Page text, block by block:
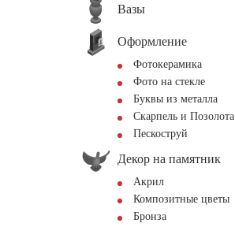
Вазы
Оформление
Фотокерамика
Фото на стекле
Буквы из металла
Скарпель и Позолота
Пескоструй
Декор на памятник
Акрил
Композитные цветы
Бронза